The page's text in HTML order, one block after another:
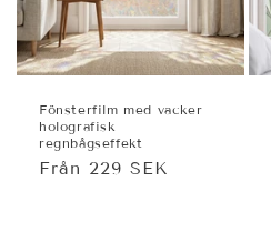
Fönsterfilm med vacker
holografisk
regnbågseffekt
Ordinarie
Från 229 SEK